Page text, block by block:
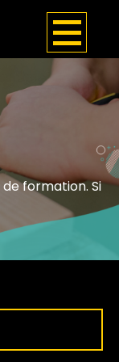
formation. Si